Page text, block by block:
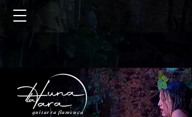
guitarra flamenca